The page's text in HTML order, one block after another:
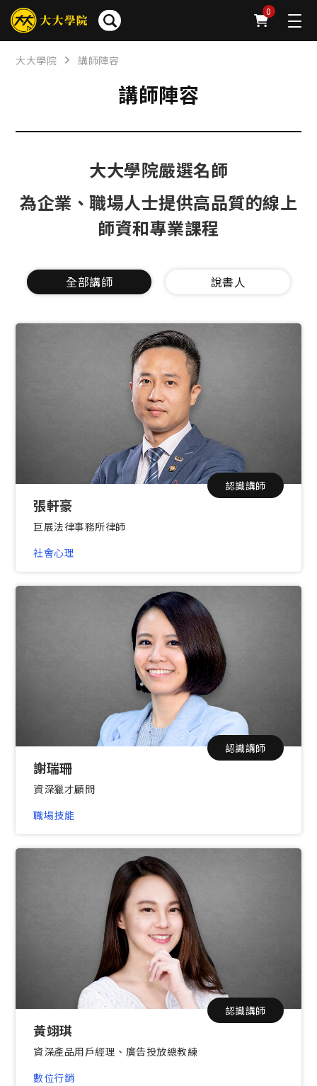
0
大大學院 講師陣容
講師陣容
大大學院嚴選名師
為企業、職場人士提供高品質的線上
師資和專業課程
全部講師 說書人
認識講師
張軒豪
巨展法律事務所律師
社會心理
認識講師
謝瑞珊
資深獵才顧問
職場技能
認識講師
黃翊琪
資深產品用戶經理、廣告投放總教練
數位行銷